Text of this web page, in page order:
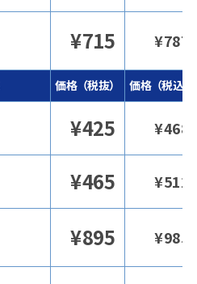
¥715 ¥787
価格（税抜） 価格（税込）
¥425 ¥468
¥465 ¥512
¥895 ¥985